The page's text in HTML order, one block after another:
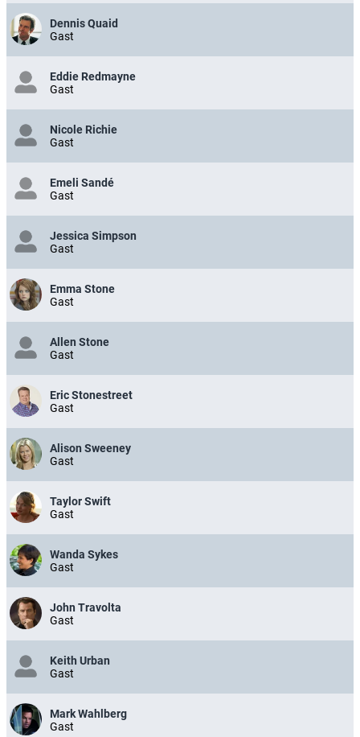
Dennis Quaid
Gast
Eddie Redmayne
Gast
Nicole Richie
Gast
Emeli Sandé
Gast
Jessica Simpson
Gast
Emma Stone
Gast
Allen Stone
Gast
Eric Stonestreet
Gast
Alison Sweeney
Gast
Taylor Swift
Gast
Wanda Sykes
Gast
John Travolta
Gast
Keith Urban
Gast
Mark Wahlberg
Gast